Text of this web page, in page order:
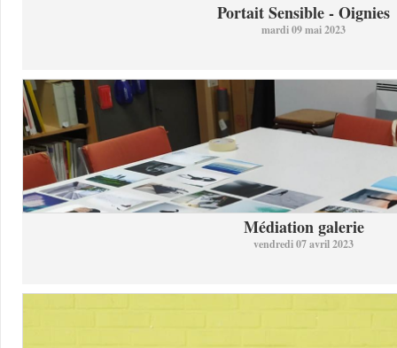
Portait Sensible - Oignies
mardi 09 mai 2023
Médiation galerie
vendredi 07 avril 2023